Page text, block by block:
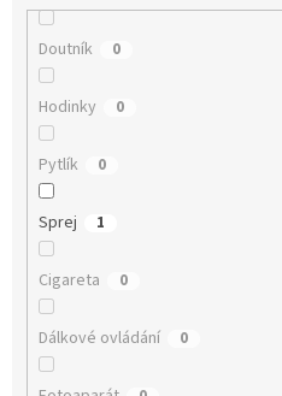
Doutník 0
Hodinky 0
Pytlík 0
Sprej 1
Cigareta 0
Dálkové ovládání 0